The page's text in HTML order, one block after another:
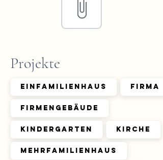
Projekte
Einfamilienhaus Firma
Firmengebäude
Kindergarten Kirche
Mehrfamilienhaus